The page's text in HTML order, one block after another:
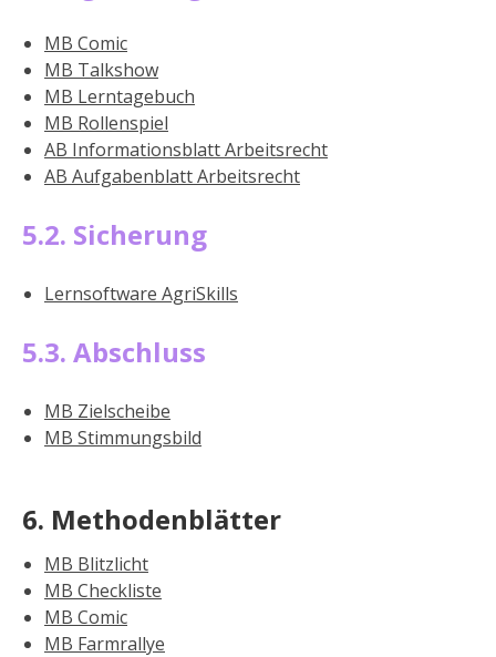
MB Comic
MB Talkshow
MB Lerntagebuch
MB Rollenspiel
AB Informationsblatt Arbeitsrecht
AB Aufgabenblatt Arbeitsrecht
5.2. Sicherung
Lernsoftware AgriSkills
5.3. Abschluss
MB Zielscheibe
MB Stimmungsbild
6. Methodenblätter
MB Blitzlicht
MB Checkliste
MB Comic
MB Farmrallye